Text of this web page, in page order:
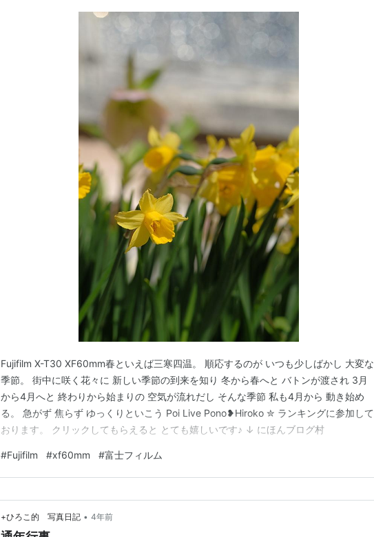
Fujifilm X-T30 XF60mm春といえば三寒四温。 順応するのが いつも少しばかし 大変な
季節。 街中に咲く花々に 新しい季節の到来を知り 冬から春へと バトンが渡され 3月
から4月へと 終わりから始まりの 空気が流れだし そんな季節 私も4月から 動き始め
る。 急がず 焦らず ゆっくりといこう Poi Live Pono❥Hiroko ✮ ランキングに参加して
おります。 クリックしてもらえると とても嬉しいです♪ ↓ にほんブログ村 ￼
#Fujifilm #xf60mm #富士フィルム
+ひろこ的 写真日記 • 4年前